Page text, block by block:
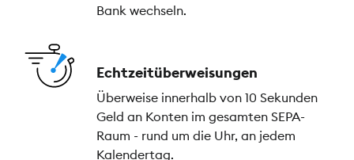
Bank wechseln.
Echtzeitüberweisungen
Überweise innerhalb von 10 Sekunden
Geld an Konten im gesamten SEPA-
Raum - rund um die Uhr, an jedem
Kalendertag.